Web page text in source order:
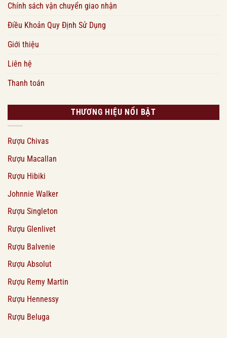
Chính sách vận chuyển giao nhận
Điều Khoản Quy Định Sử Dụng
Giới thiệu
Liên hệ
Thanh toán
THƯƠNG HIỆU NỔI BẬT
Rượu Chivas
Rượu Macallan
Rượu Hibiki
Johnnie Walker
Rượu Singleton
Rượu Glenlivet
Rượu Balvenie
Rượu Absolut
Rượu Remy Martin
Rượu Hennessy
Rượu Beluga